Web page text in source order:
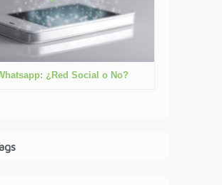
¿Red Social o No?